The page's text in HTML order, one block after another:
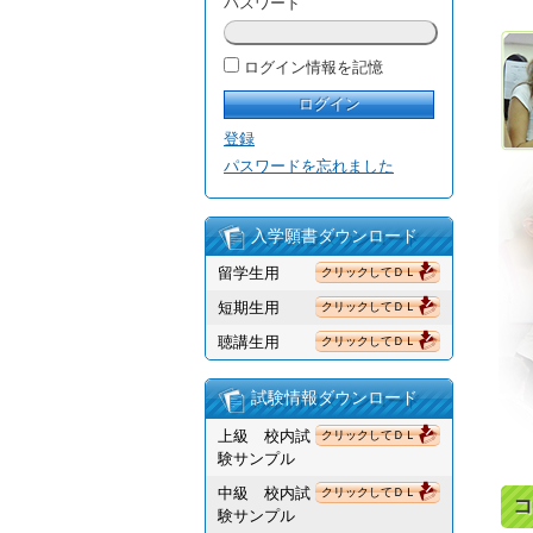
ログイン情報を記憶
登録
パスワードを忘れました
入学願書ダウンロード
留学生用 クリックしてＤＬ
短期生用 クリックしてＤＬ
聴講生用 クリックしてＤＬ
試験情報ダウンロード
クリックしてＤＬ
上級 校内試
験サンプル
クリックしてＤＬ
中級 校内試
験サンプル